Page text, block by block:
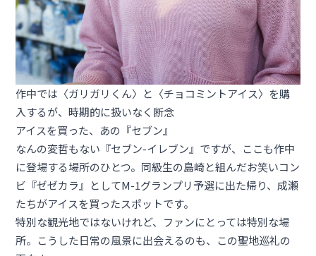
作中では〈ガリガリくん〉と〈チョコミントアイス〉を購
入するが、時期的に扱いなく断念
アイスを買った、あの『セブン』
なんの変哲もない『セブン-イレブン』ですが、ここも作中
に登場する場所のひとつ。同級生の島崎と組んだお笑いコン
ビ『ゼゼカラ』としてM-1グランプリ予選に出た帰り、成瀬
たちがアイスを買ったスポットです。
特別な観光地ではないけれど、ファンにとっては特別な場
所。こうした日常の風景に出会えるのも、この聖地巡礼の